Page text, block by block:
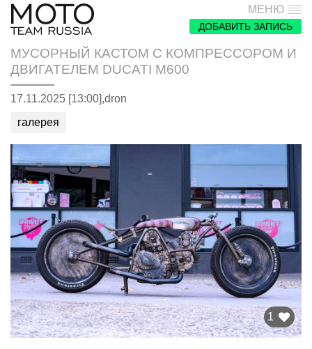
МЕНЮ
ДОБАВИТЬ ЗАПИСЬ
МУСОРНЫЙ КАСТОМ С КОМПРЕССОРОМ И
ДВИГАТЕЛЕМ DUCATI M600
17.11.2025 [13:00],dron
галерея
1